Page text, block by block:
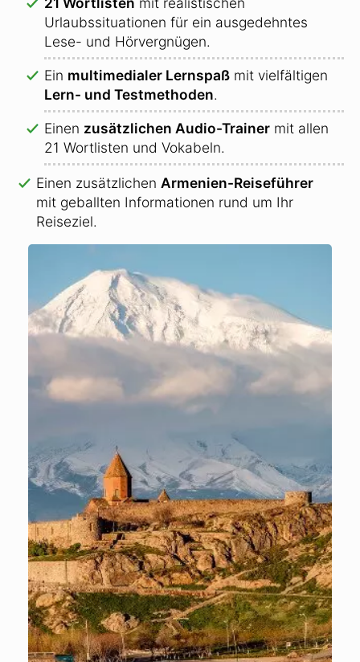
Urlaubssituationen für ein ausgedehntes
Lese- und Hörvergnügen.
Ein multimedialer Lernspaß mit vielfältigen
Lern- und Testmethoden.
Einen zusätzlichen Audio-Trainer mit allen
21 Wortlisten und Vokabeln.
Einen zusätzlichen Armenien-Reiseführer
mit geballten Informationen rund um Ihr
Reiseziel.